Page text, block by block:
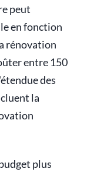
peut
en fonction
rénovation
entre 150
des
la
plus